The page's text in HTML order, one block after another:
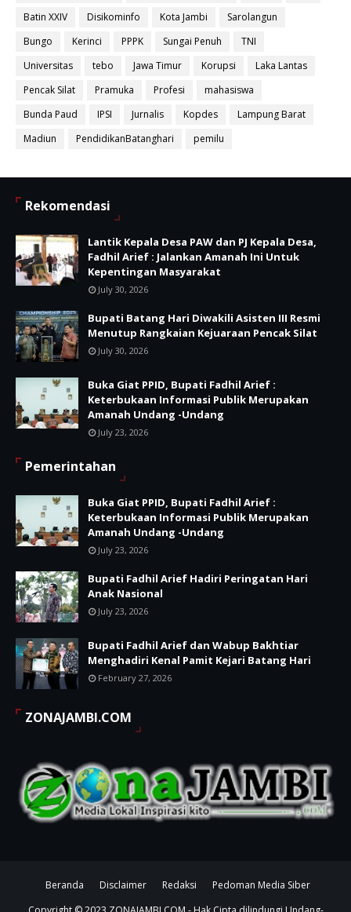
Batin XXIV
Disikominfo Kota Jambi
Sarolangun
Bungo
Kerinci PPPK Sungai Penuh
TNI
Universitas
tebo Jawa Timur Korupsi
Laka Lantas
Pencak Silat
Pramuka Profesi
mahasiswa
Bunda Paud
IPSI Jurnalis Kopdes
Lampung Barat
Madiun
PendidikanBatanghari pemilu
Rekomendasi
Lantik Kepala Desa PAW dan PJ Kepala Desa,
Fadhil Arief : Jalankan Amanah Ini Untuk
Kepentingan Masyarakat
July 30, 2026
Bupati Batang Hari Diwakili Asisten III Resmi
Menutup Rangkaian Kejuaraan Pencak Silat
July 30, 2026
Buka Giat PPID, Bupati Fadhil Arief :
Keterbukaan Informasi Publik Merupakan
Amanah Undang -Undang
July 23, 2026
Pemerintahan
Buka Giat PPID, Bupati Fadhil Arief :
Keterbukaan Informasi Publik Merupakan
Amanah Undang -Undang
July 23, 2026
Bupati Fadhil Arief Hadiri Peringatan Hari
Anak Nasional
July 23, 2026
Bupati Fadhil Arief dan Wabup Bakhtiar
Menghadiri Kenal Pamit Kejari Batang Hari
February 27, 2026
ZONAJAMBI.COM
Beranda Disclaimer Redaksi
Pedoman Media Siber